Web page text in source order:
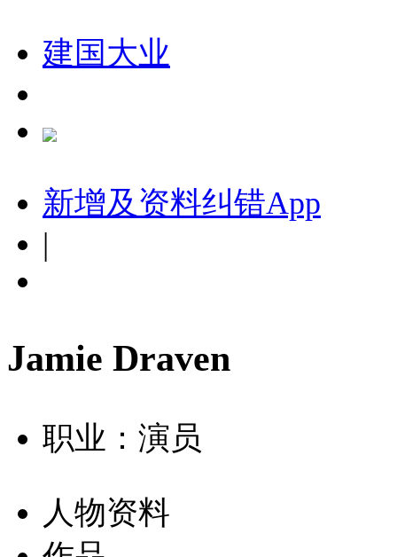
建国大业
新增及资料纠错App
|
Jamie Draven
职业：演员
人物资料